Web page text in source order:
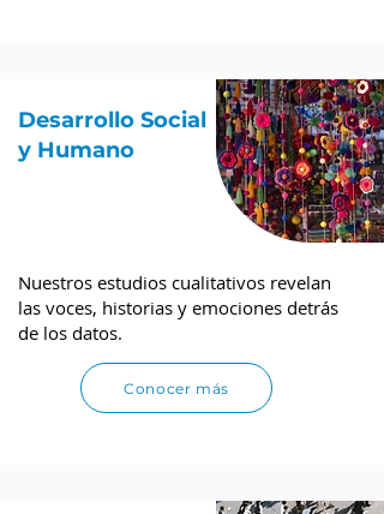
Desarrollo Social
y Humano
Nuestros estudios cualitativos revelan
las voces, historias y emociones detrás
de los datos.
Conocer más